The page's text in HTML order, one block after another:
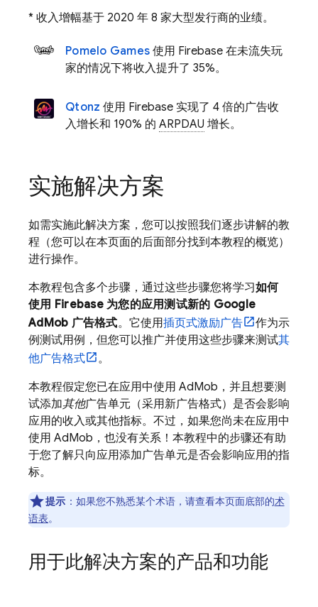
* 收入增幅基于 2020 年 8 家大型发行商的业绩。
Pomelo Games 使用 Firebase 在未流失玩
家的情况下将收入提升了 35%。
Qtonz 使用 Firebase 实现了 4 倍的广告收
入增长和 190% 的 ARPDAU 增长。
实施解决方案
如需实施此解决方案，您可以按照我们逐步讲解的教
程（您可以在本页面的后面部分找到本教程的概览）
进行操作。
本教程包含多个步骤，通过这些步骤您将学习如何
使用 Firebase 为您的应用测试新的 Google
AdMob 广告格式。它使用插页式激励广告
作为示
例测试用例，但您可以推广并使用这些步骤来测试其
他广告格式
。
本教程假定您已在应用中使用 AdMob ，并且想要测
试添加其他广告单元（采用新广告格式）是否会影响
应用的收入或其他指标。不过，如果您尚未在应用中
使用 AdMob ，也没有关系！本教程中的步骤还有助
于您了解只向应用添加广告单元是否会影响应用的指
标。
提示 ：如果您不熟悉某个术语，请查看本页面底部的术
语表。
用于此解决方案的产品和功能